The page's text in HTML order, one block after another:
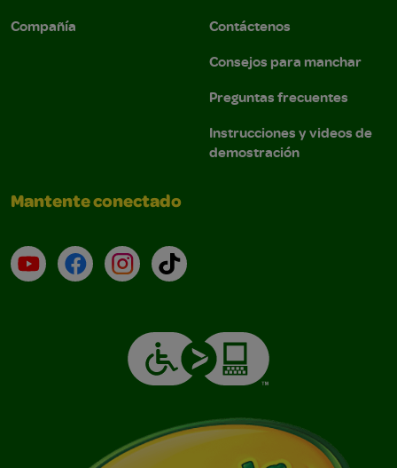
Compañía
Contáctenos
Consejos para manchar
Preguntas frecuentes
Instrucciones y videos de
demostración
Mantente conectado
YouTube (en inglés)
Facebook (en inglés)
Instagram (en inglés)
TikTok